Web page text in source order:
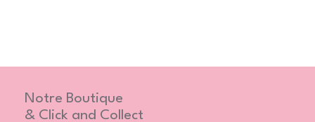
Notre Boutique
& Click and Collect